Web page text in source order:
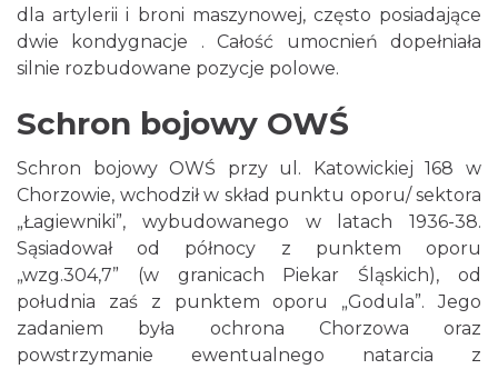
dla artylerii i broni maszynowej, często posiadające
dwie kondygnacje . Całość umocnień dopełniała
silnie rozbudowane pozycje polowe.
Schron bojowy OWŚ
Schron bojowy OWŚ przy ul. Katowickiej 168 w
Chorzowie, wchodził w skład punktu oporu/ sektora
„Łagiewniki”, wybudowanego w latach 1936-38.
Sąsiadował od północy z punktem oporu
„wzg.304,7” (w granicach Piekar Śląskich), od
południa zaś z punktem oporu „Godula”. Jego
zadaniem była ochrona Chorzowa oraz
powstrzymanie ewentualnego natarcia z